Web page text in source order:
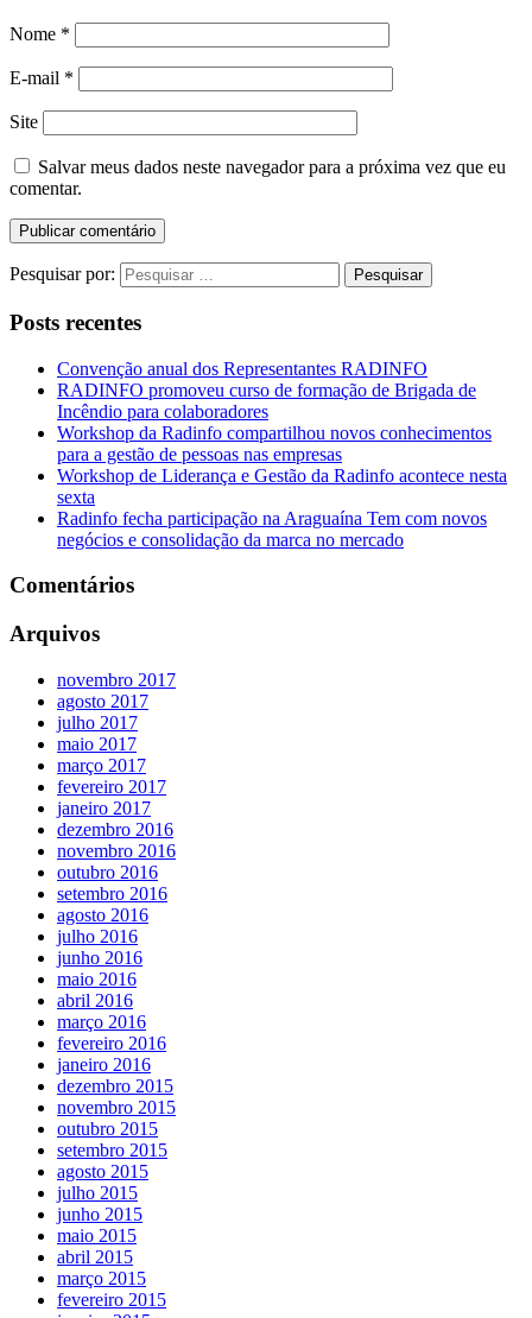
Nome *
E-mail *
Site
Salvar meus dados neste navegador para a próxima vez que eu
comentar.
Pesquisar por:
Posts recentes
Convenção anual dos Representantes RADINFO
RADINFO promoveu curso de formação de Brigada de
Incêndio para colaboradores
Workshop da Radinfo compartilhou novos conhecimentos
para a gestão de pessoas nas empresas
Workshop de Liderança e Gestão da Radinfo acontece nesta
sexta
Radinfo fecha participação na Araguaína Tem com novos
negócios e consolidação da marca no mercado
Comentários
Arquivos
novembro 2017
agosto 2017
julho 2017
maio 2017
março 2017
fevereiro 2017
janeiro 2017
dezembro 2016
novembro 2016
outubro 2016
setembro 2016
agosto 2016
julho 2016
junho 2016
maio 2016
abril 2016
março 2016
fevereiro 2016
janeiro 2016
dezembro 2015
novembro 2015
outubro 2015
setembro 2015
agosto 2015
julho 2015
junho 2015
maio 2015
abril 2015
março 2015
fevereiro 2015